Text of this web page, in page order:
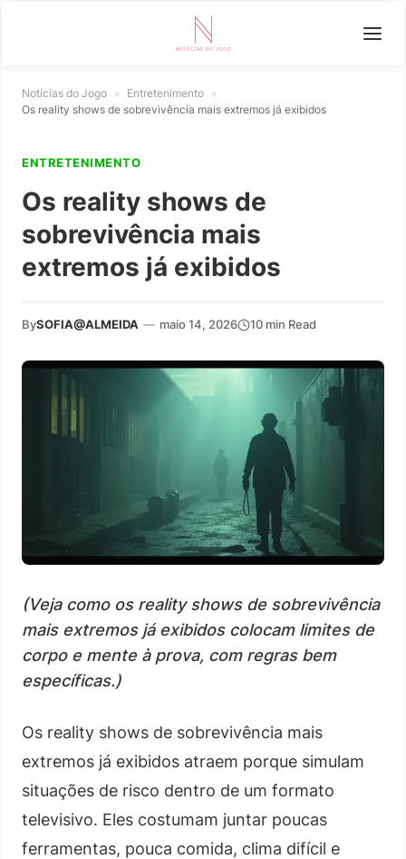
Notícias do Jogo » Entretenimento »
Os reality shows de sobrevivência mais extremos já exibidos
ENTRETENIMENTO
Os reality shows de
sobrevivência mais
extremos já exibidos
BySOFIA@ALMEIDA — maio 14, 2026 10 min Read
(Veja como os reality shows de sobrevivência
mais extremos já exibidos colocam limites de
corpo e mente à prova, com regras bem
específicas.)
Os reality shows de sobrevivência mais
extremos já exibidos atraem porque simulam
situações de risco dentro de um formato
televisivo. Eles costumam juntar poucas
ferramentas, pouca comida, clima difícil e